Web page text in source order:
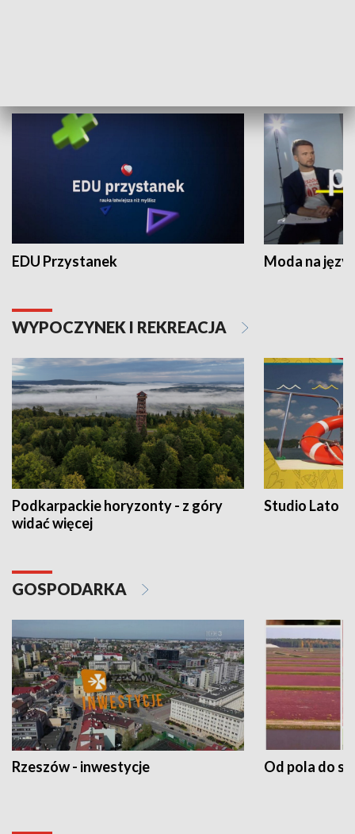
EDU Przystanek Moda na
WYPOCZYNEK I REKREACJA
Podkarpackie horyzonty - z góry
widać więcej
Studio Lato
GOSPODARKA
Rzeszów - inwestycje Od pola do